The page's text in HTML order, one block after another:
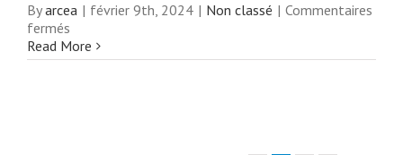
Byarcea | février 9th, 2024 | Non classé | Commentaires
fermés
Cenforce
Professional
Read More